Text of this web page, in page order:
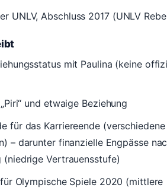
UNLV, Abschluss 2017 (UNLV
mit Paulina (keine
und etwaige Beziehung
für das Karriereende (verschiedene
– darunter finanzielle Engpässe
(niedrige Vertrauensstufe)
Olympische Spiele 2020 (mittlere